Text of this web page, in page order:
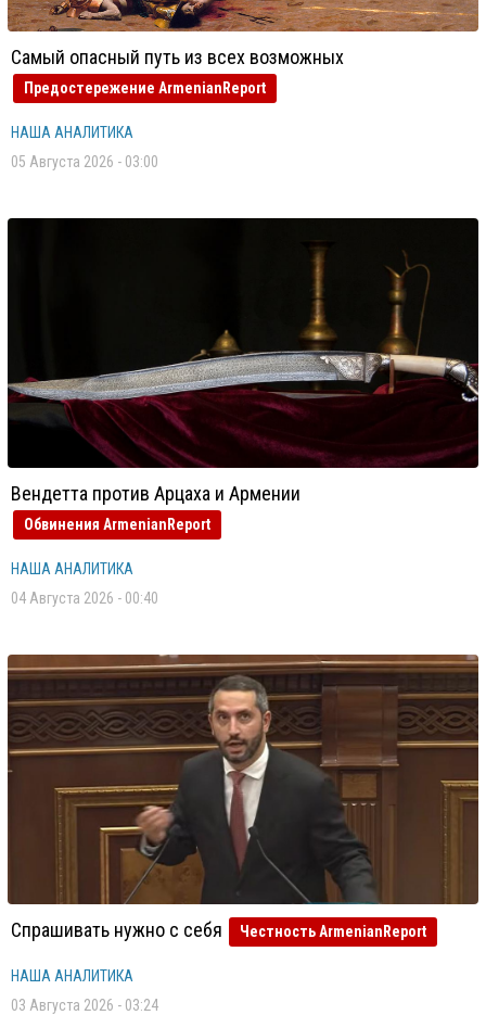
Самый опасный путь из всех возможных
Предостережение ArmenianReport
НАША АНАЛИТИКА
05 Августа 2026 - 03:00
Вендетта против Арцаха и Армении
Обвинения ArmenianReport
НАША АНАЛИТИКА
04 Августа 2026 - 00:40
Спрашивать нужно с себя Честность ArmenianReport
НАША АНАЛИТИКА
03 Августа 2026 - 03:24